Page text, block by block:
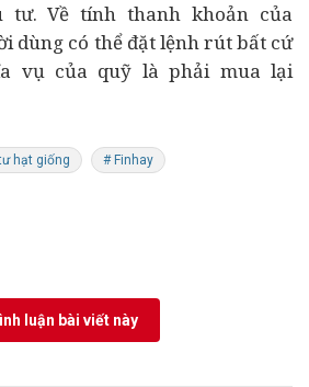
tư. Về tính thanh khoản của
dùng có thể đặt lệnh rút bất cứ
vụ của quỹ là phải mua lại
hạt giống # Finhay
luận bài viết này